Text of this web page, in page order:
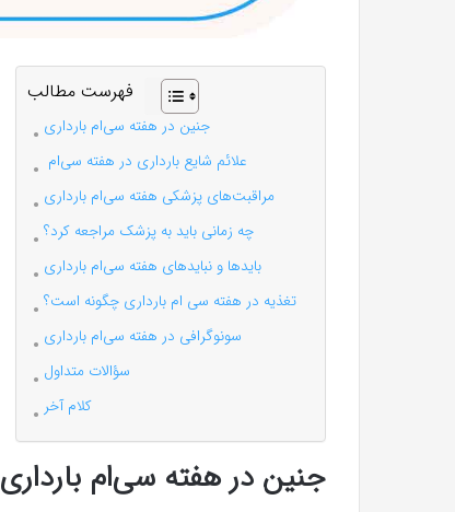
فهرست مطالب
جنین در هفته سی‌ام بارداری
علائم شایع بارداری در هفته سی‌ام
مراقبت‌های پزشکی هفته سی‌ام بارداری
چه زمانی باید به پزشک مراجعه کرد؟
بایدها و نبایدهای هفته سی‌ام بارداری
تغذیه در هفته سی ام بارداری چگونه است؟
سونوگرافی در هفته سی‌ام بارداری
سؤالات متداول
کلام آخر
جنین در هفته سی‌ام بارداری